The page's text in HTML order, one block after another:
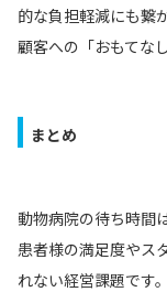
的な負担軽減にも繋
顧客への「おもてな
まとめ
動物病院の待ち時間
患者様の満足度やス
れない経営課題です。